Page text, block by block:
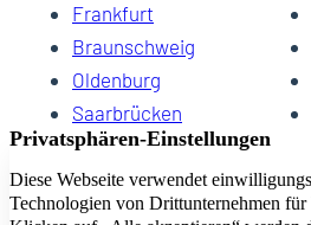
Frankfurt
Braunschweig
Oldenburg
Saarbrücken
Hannover
Dresden
Wuppertal